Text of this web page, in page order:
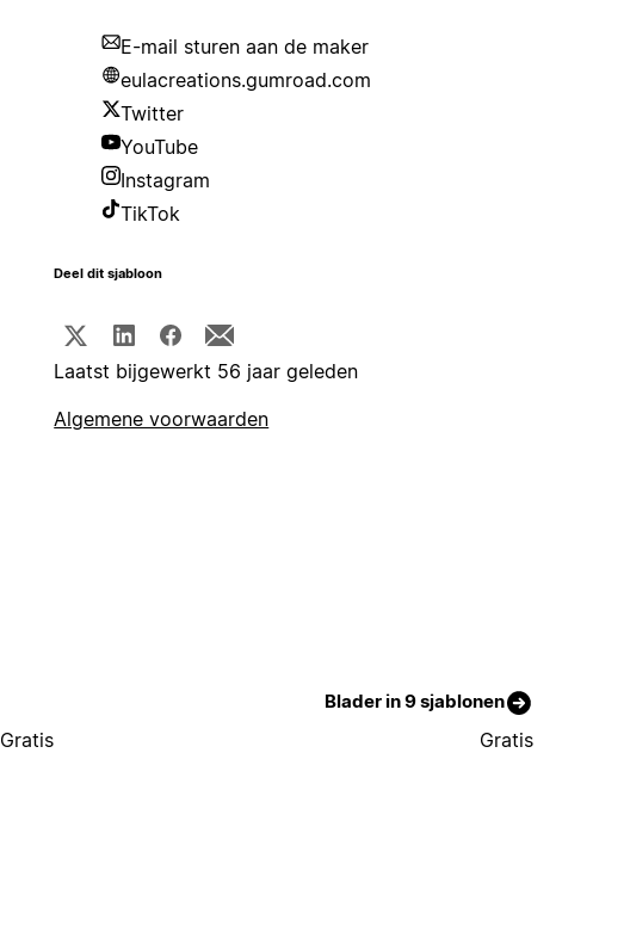
E-mail sturen aan de maker
eulacreations.gumroad.com
Twitter
YouTube
Instagram
TikTok
Deel dit sjabloon
Laatst bijgewerkt 56 jaar geleden
Algemene voorwaarden
Blader in 9 sjablonen
Gratis Gratis